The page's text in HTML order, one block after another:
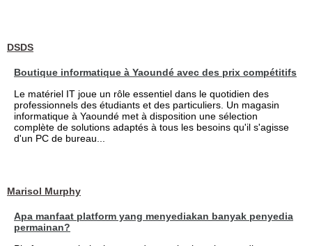
DSDS
Boutique informatique à Yaoundé avec des prix compétitifs
Le matériel IT joue un rôle essentiel dans le quotidien des
professionnels des étudiants et des particuliers. Un magasin
informatique à Yaoundé met à disposition une sélection
complète de solutions adaptés à tous les besoins qu'il s'agisse
d'un PC de bureau...
Marisol Murphy
Apa manfaat platform yang menyediakan banyak penyedia
permainan?